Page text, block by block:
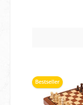
Bestseller